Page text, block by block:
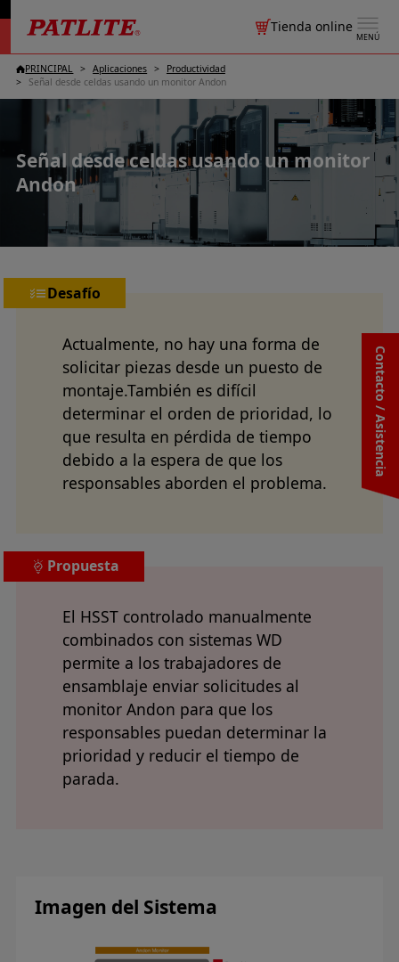
MENÚ
Tienda online
Contacto / Asistencia
PRINCIPAL Aplicaciones
Productividad
Señal desde celdas usando un monitor Andon
Señal desde celdas usando un monitor
Andon
Desafío
Actualmente, no hay una forma de
solicitar piezas desde un puesto de
montaje.También es difícil
determinar el orden de prioridad, lo
que resulta en pérdida de tiempo
debido a la espera de que los
responsables aborden el problema.
Propuesta
El HSST controlado manualmente
combinados con sistemas WD
permite a los trabajadores de
ensamblaje enviar solicitudes al
monitor Andon para que los
responsables puedan determinar la
prioridad y reducir el tiempo de
parada.
Imagen del Sistema